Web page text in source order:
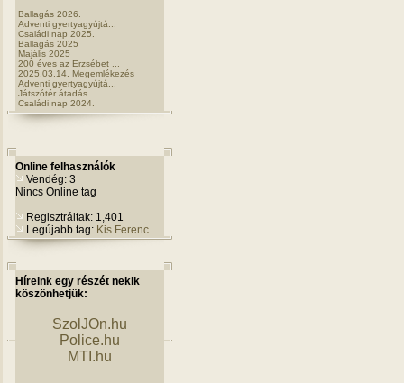
Ballagás 2026.
Adventi gyertyagyújtá...
Családi nap 2025.
Ballagás 2025
Majális 2025
200 éves az Erzsébet ...
2025.03.14. Megemlékezés
Adventi gyertyagyújtá...
Játszótér átadás.
Családi nap 2024.
Online felhasználók
Vendég: 3
Nincs Online tag
Regisztráltak: 1,401
Legújabb tag: Kis Ferenc
Híreink egy részét nekik
köszönhetjük:
SzolJOn.hu
Police.hu
MTI.hu